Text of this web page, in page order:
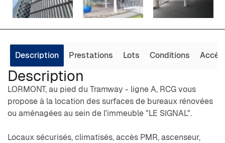
Description Prestations Lots Conditions Accès
Description
LORMONT, au pied du Tramway - ligne A, RCG vous
propose à la location des surfaces de bureaux rénovées
ou aménagées au sein de l'immeuble "LE SIGNAL".
Locaux sécurisés, climatisés, accès PMR, ascenseur,